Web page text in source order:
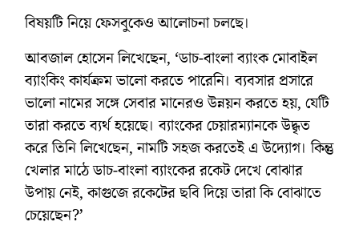
বিষয়টি নিয়ে ফেসবুকেও আলোচনা চলছে।
আবজাল হোসেন লিখেছেন, ‘ডাচ-বাংলা ব্যাংক মোবাইল
ব্যাংকিং কার্যক্রম ভালো করতে পারেনি। ব্যবসার প্রসারে
ভালো নামের সঙ্গে সেবার মানেরও উন্নয়ন করতে হয়, যেটি
তারা করতে ব্যর্থ হয়েছে। ব্যাংকের চেয়ারম্যানকে উদ্ধৃত
করে তিনি লিখেছেন, নামটি সহজ করতেই এ উদ্যোগ। কিন্তু
খেলার মাঠে ডাচ-বাংলা ব্যাংকের রকেট দেখে বোঝার
উপায় নেই, কাগুজে রকেটের ছবি দিয়ে তারা কি বোঝাতে
চেয়েছেন?’